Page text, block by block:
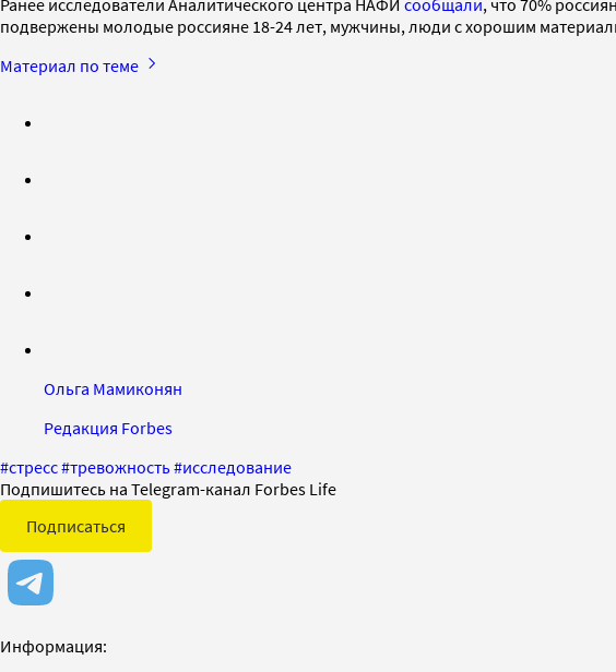
подвержены молодые россияне 18-24 лет, мужчины, люди с хорошим
Материал по теме
Ольга Мамиконян
Редакция Forbes
#стресс#тревожность#исследование
Подпишитесь на Telegram-канал Forbes Life
Подписаться
Информация: